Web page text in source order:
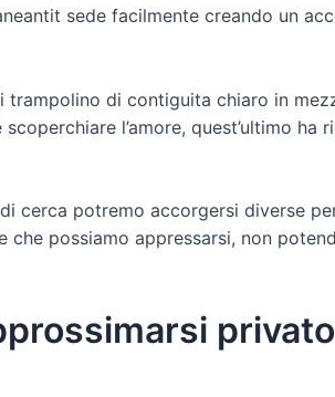
sede facilmente creando un
di contiguita chiaro in
l’amore, quest’ultimo
cerca potremo accorgersi diverse
possiamo appressarsi, non